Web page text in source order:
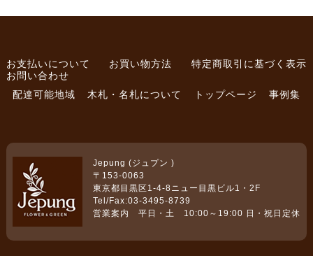
お支払いについて お買い物方法
特定商取引に基づく表示
お問い合わせ
配達可能地域
木札・名札について トップページ 事例集
Jepung (ジュプン )
〒153-0063
東京都目黒区1-4-8ニュー目黒ビル1・2F
Tel/Fax:03-3495-8739
営業案内 平日・土 10:00～19:00 日・祝日定休